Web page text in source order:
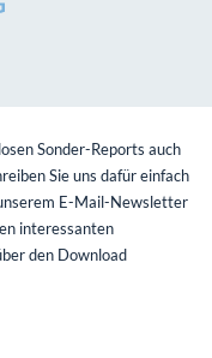
Sonder-Reports auch
Sie uns dafür einfach
E-Mail-Newsletter
interessanten
den Download